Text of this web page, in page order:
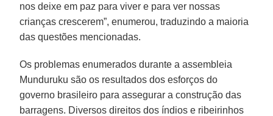
nos deixe em paz para viver e para ver nossas
crianças crescerem”, enumerou, traduzindo a maioria
das questões mencionadas.
Os problemas enumerados durante a assembleia
Munduruku são os resultados dos esforços do
governo brasileiro para assegurar a construção das
barragens. Diversos direitos dos índios e ribeirinhos